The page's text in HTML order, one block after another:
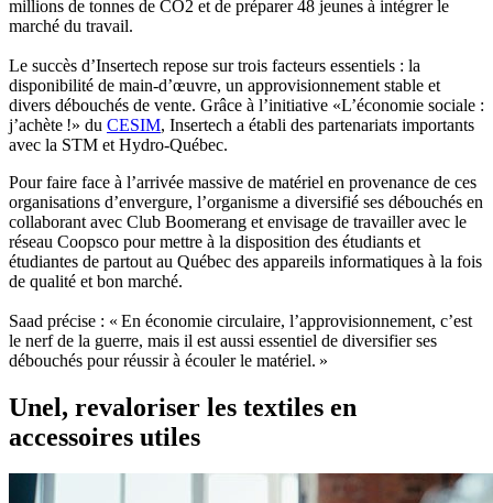
millions de tonnes de CO2 et de préparer 48 jeunes à intégrer le
marché du travail.
Le succès d’Insertech repose sur trois facteurs essentiels : la
disponibilité de main-d’œuvre, un approvisionnement stable et
divers débouchés de vente. Grâce à l’initiative «L’économie sociale :
j’achète !» du CESIM, Insertech a établi des partenariats importants
avec la STM et Hydro-Québec.
Pour faire face à l’arrivée massive de matériel en provenance de ces
organisations d’envergure, l’organisme a diversifié ses débouchés en
collaborant avec Club Boomerang et envisage de travailler avec le
réseau Coopsco pour mettre à la disposition des étudiants et
étudiantes de partout au Québec des appareils informatiques à la fois
de qualité et bon marché.
Saad précise : « En économie circulaire, l’approvisionnement, c’est
le nerf de la guerre, mais il est aussi essentiel de diversifier ses
débouchés pour réussir à écouler le matériel. »
Unel, revaloriser les textiles en
accessoires utiles